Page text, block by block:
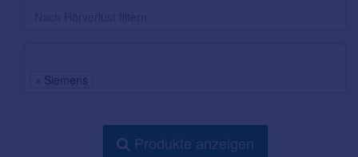
Siemens
Produkte anzeigen